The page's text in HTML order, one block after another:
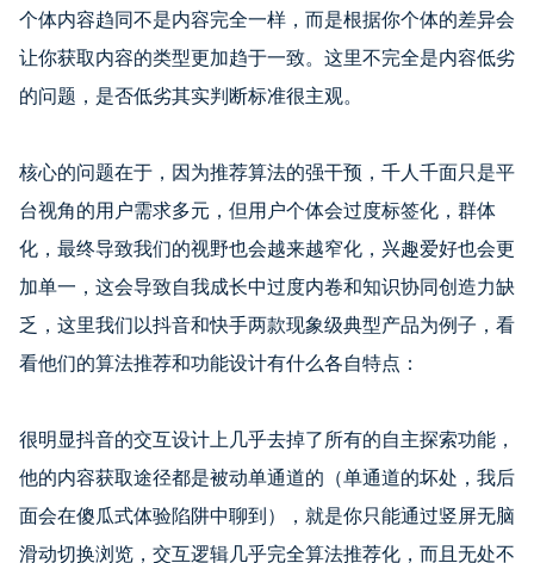
个体内容趋同不是内容完全一样，而是根据你个体的差异会
让你获取内容的类型更加趋于一致。这里不完全是内容低劣
的问题，是否低劣其实判断标准很主观。
核心的问题在于，因为推荐算法的强干预，千人千面只是平
台视角的用户需求多元，但用户个体会过度标签化，群体
化，最终导致我们的视野也会越来越窄化，兴趣爱好也会更
加单一，这会导致自我成长中过度内卷和知识协同创造力缺
乏，这里我们以抖音和快手两款现象级典型产品为例子，看
看他们的算法推荐和功能设计有什么各自特点：
很明显抖音的交互设计上几乎去掉了所有的自主探索功能，
他的内容获取途径都是被动单通道的（单通道的坏处，我后
面会在傻瓜式体验陷阱中聊到），就是你只能通过竖屏无脑
滑动切换浏览，交互逻辑几乎完全算法推荐化，而且无处不